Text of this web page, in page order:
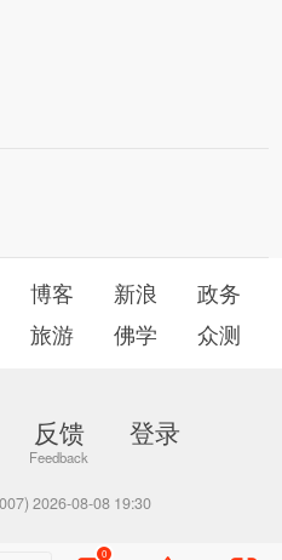
博客 新浪
政务
旅游 佛学 众测
反馈 登录
2026-08-08 19:30
0